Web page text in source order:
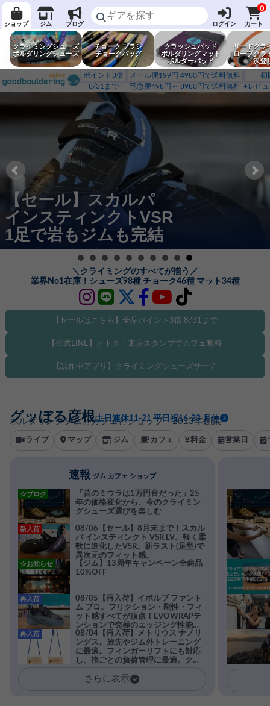
ショップ ジム ブログ ログイン
0
カート
クライミングシューズ
ボルダリングシューズ
チョーク ブラシ
チョークバッグ
クラッシュパッド
ボルダリングマット
ボルダーパッド
リードクラ
ロープクラ
沢登
ポイント3倍
8/31まで
メール便199円 4980円で送料無料
宅急便498円～ 8980円で送料無料
初
+レビ
【セール】スカルパ
インスティンクトVSR
1足で岩もジムも完結
＼クライミングのすべてが揃う／
業界No1在庫！シューズ98種 チョーク46種 マット34種
【セールはこちら】全品ポイント3倍 8/31まで
【公式LINE】オトク！来店スタンプでカフェ無料
【試作中アプリ】クライミングシューズサーチ
ボルダリングジムとカフェとショップ｜2013年創業
グッぼる彦根土日連休11-21 平日祝16-23 月休
ライブ マップ ジム カフェ 料金 営業日
速報 ジム カフェ ショップ
「昔のミウラは1万円台だった」25
年の価格変化から、今のクライミン
グシューズ選びを楽しむ
☆ブログ
08/06【セール】8月末まで！スカル
パ インスティンクト VSR LV。軽く柔
軟に進化したVSR。新ラスト(足型)で
異次元のフィット感。
新入荷
【ジム】13周年キャンペーン全商品
10%OFF
☆お知らせ
08/05【再入荷】イボルブ ファント
ム プロ。フリクション・剛性・フィ
ット感すべてが頂点！EVOWRAPテ
ンションで究極のエッジング性能を
実現。進化系ラバーEvo-74はTRAX
を凌駕する粘着力で極小ホールドに
安心感。
再入荷
08/04【再入荷】メトリウス ナノリ
ングス。旅先やジム外トレーニング
に最適。フィンガーリフトにも対応
し、指ごとの負荷管理に最適。クラ
再入荷
さらに表示